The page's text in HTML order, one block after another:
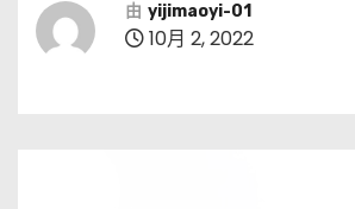
由 yijimaoyi-01
10月 2, 2022